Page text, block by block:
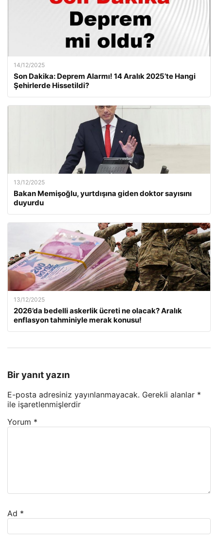
14/12/2025
Son Dakika: Deprem Alarmı! 14 Aralık 2025’te Hangi
Şehirlerde Hissetildi?
13/12/2025
Bakan Memişoğlu, yurtdışına giden doktor sayısını
duyurdu
13/12/2025
2026’da bedelli askerlik ücreti ne olacak? Aralık
enflasyon tahminiyle merak konusu!
Bir yanıt yazın
E-posta adresiniz yayınlanmayacak. Gerekli alanlar *
ile işaretlenmişlerdir
Yorum *
Ad *